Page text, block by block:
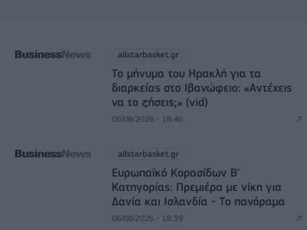
allstarbasket.gr
Το μήνυμα του Ηρακλή για τα
διαρκείας στο Ιβανώφειο: «Αντέχεις
να το ζήσεις;» (vid)
06/08/2026 - 18:46
allstarbasket.gr
Ευρωπαϊκό Κορασίδων Β'
Κατηγορίας: Πρεμιέρα με νίκη για
Δανία και Ισλανδία - Το πανόραμα
06/08/2026 - 18:39